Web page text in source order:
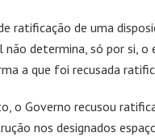
ratificação de uma
não determina, só por si,
a que foi recusada
o Governo recusou
nos designados